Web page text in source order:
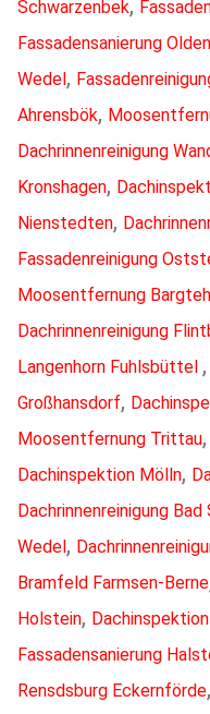
Schwarzenbek
Fassadensanierung
Wedel,
Ahrensbök,
Dachrinnenreinigung
Kronshagen,
Nienstedten,
Fassadenreinigung
Moosentfernung
Dachrinnenreinigung
Langenhorn Fuhlsbüttel ,
Großhansdorf,
Moosentfernung Trittau,
Dachinspektion Mölln,
Dachrinnenreinigung
Wedel,
Bramfeld Farmsen-Berne
Holstein,
Fassadensanierung
Rensdsburg Eckernförde,